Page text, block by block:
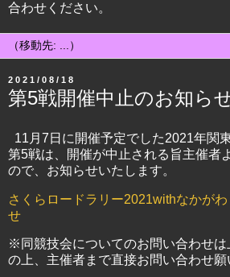
合わせください。
2021/08/18
第5戦開催中止のお知ら
11月7日に開催予定でした2021年関
第5戦は、開催が中止される旨主催者
ので、お知らせいたします。
さくらロードラリー2021withなかが
せ
※同競技会についてのお問い合わせは
の上、主催者まで直接お問い合わせ願